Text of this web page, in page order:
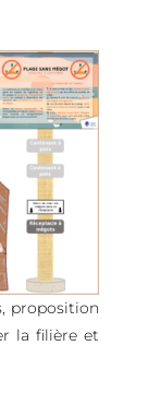
proposition
la filière et